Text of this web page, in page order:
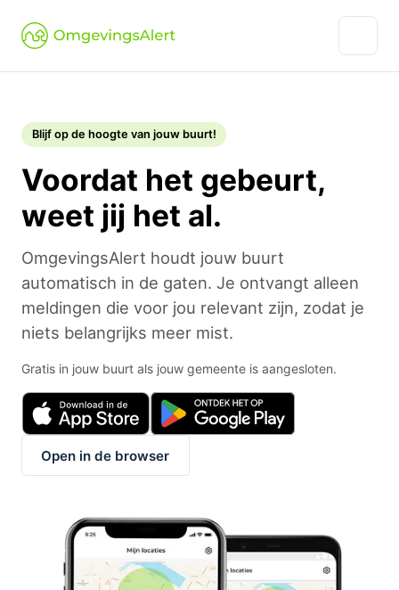
Blijf op de hoogte van jouw buurt!
Voordat het gebeurt,
weet jij het al.
OmgevingsAlert houdt jouw buurt
automatisch in de gaten. Je ontvangt alleen
meldingen die voor jou relevant zijn, zodat je
niets belangrijks meer mist.
Gratis in jouw buurt als jouw gemeente is aangesloten.
Open in de browser